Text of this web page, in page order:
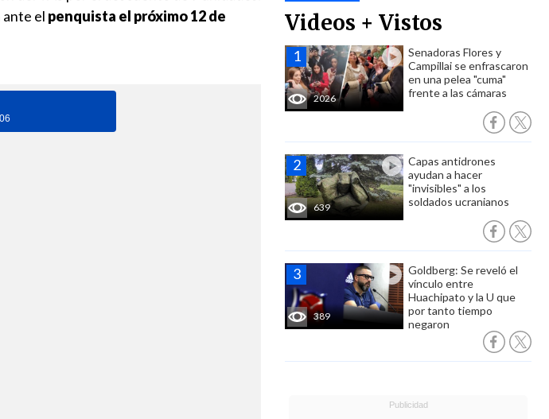
Videos + Vistos
2026
Senadoras Flores y
Campillai se enfrascaron
en una pelea "cuma"
frente a las cámaras
639
Capas antidrones
ayudan a hacer
"invisibles" a los
soldados ucranianos
389
Goldberg: Se reveló el
vínculo entre
Huachipato y la U que
por tanto tiempo
negaron
el penquista el próximo 12 de